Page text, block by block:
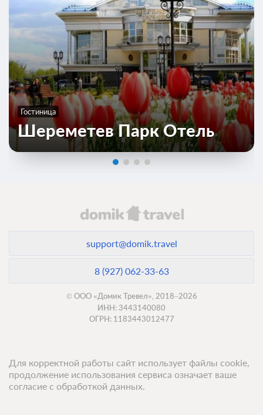
5 фото
Трехместный номер Подробнее
Телевизор
Ванная комната в номере
Общая ванная комната
Завтрак
2 500
ЗА НОЧЬ ДЛЯ 1 ГОСТЯ
Гостиница
Шереметев Парк Отель
support@domik.travel
8 (927) 062-33-63
© ООО «Домик Тревел», 2018–2026
ИНН: 3443140080
ОГРН: 1183443012477
Для корректной работы сайт использует файлы cookie,
продолжение использования сервиса означает ваше
согласие с обработкой данных.